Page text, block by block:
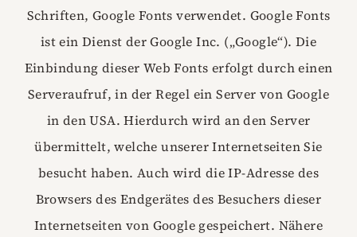
Schriften, Google Fonts verwendet. Google Fonts
ist ein Dienst der Google Inc. („Google“). Die
Einbindung dieser Web Fonts erfolgt durch einen
Serveraufruf, in der Regel ein Server von Google
in den USA. Hierdurch wird an den Server
übermittelt, welche unserer Internetseiten Sie
besucht haben. Auch wird die IP-Adresse des
Browsers des Endgerätes des Besuchers dieser
Internetseiten von Google gespeichert. Nähere